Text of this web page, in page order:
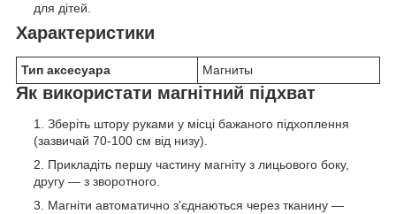
для дітей.
Характеристики
Тип аксесуара Магниты
Як використати магнітний підхват
Зберіть штору руками у місці бажаного підхоплення
(зазвичай 70-100 см від низу).
Прикладіть першу частину магніту з лицьового боку,
другу — з зворотного.
Магніти автоматично з'єднаються через тканину —